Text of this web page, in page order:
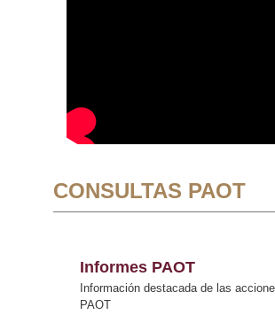
CONSULTAS PAOT
Informes PAOT
Información destacada de las
PAOT